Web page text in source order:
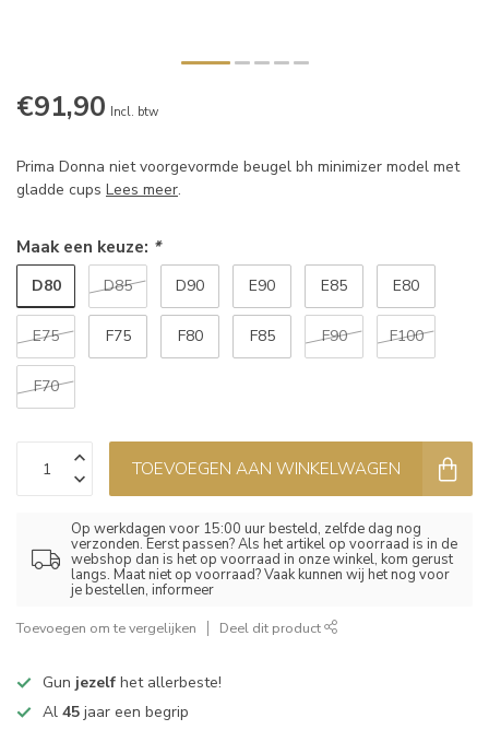
€91,90 Incl. btw
Prima Donna niet voorgevormde beugel bh minimizer model met
gladde cups Lees meer.
Maak een keuze: *
D80 D85 D90 E90 E85 E80
E75 F75 F80 F85 F90 F100
F70
TOEVOEGEN AAN WINKELWAGEN
Op werkdagen voor 15:00 uur besteld, zelfde dag nog
verzonden. Eerst passen? Als het artikel op voorraad is in de
webshop dan is het op voorraad in onze winkel, kom gerust
langs. Maat niet op voorraad? Vaak kunnen wij het nog voor
je bestellen, informeer
Toevoegen om te vergelijken Deel dit product
Gun jezelf het allerbeste!
Al 45 jaar een begrip